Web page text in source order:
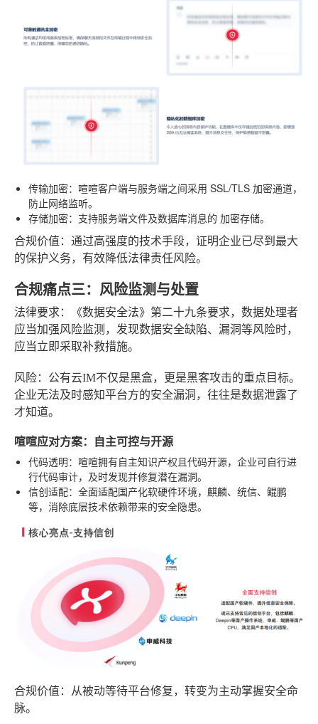
传输加密：喧喧客户端与服务端之间采用 SSL/TLS 加密通道，
防止网络监听。
存储加密：支持服务端文件及数据库消息的 加密存储。
合规价值 ：通过高强度的技术手段，证明企业已尽到最大
的保护义务，有效降低法律责任风险。
合规痛点三：风险监测与处置
法律要求 ：《数据安全法》第二十九条要求，数据处理者
应当加强风险监测，发现数据安全缺陷、漏洞等风险时，
应当立即采取补救措施。
风险：公有云IM不仅是黑盒，更是黑客攻击的重点目标。
企业无法及时感知平台方的安全漏洞，往往是数据泄露了
才知道。
喧喧应对方案：自主可控与开源
代码透明：喧喧拥有自主知识产权且代码开源，企业可自行进
行代码审计，及时发现并修复潜在漏洞。
信创适配：全面适配国产化软硬件环境，麒麟、统信、鲲鹏
等，消除底层技术依赖带来的安全隐患。
合规价值 ：从被动等待平台修复，转变为主动掌握安全命
脉。